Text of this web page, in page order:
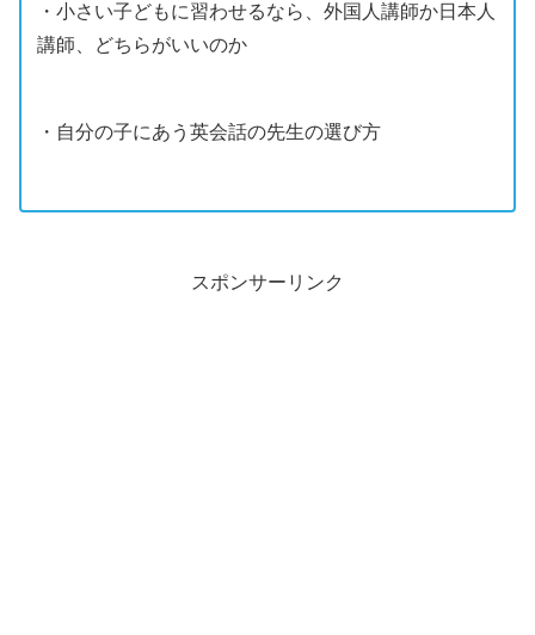
・小さい子どもに習わせるなら、外国人講師か日本人
講師、どちらがいいのか
・自分の子にあう英会話の先生の選び方
スポンサーリンク